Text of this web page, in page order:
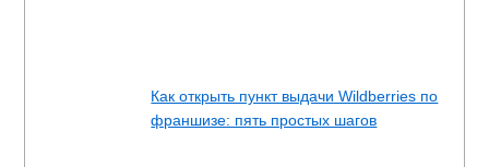
Как открыть пункт выдачи Wildberries по
франшизе: пять простых шагов